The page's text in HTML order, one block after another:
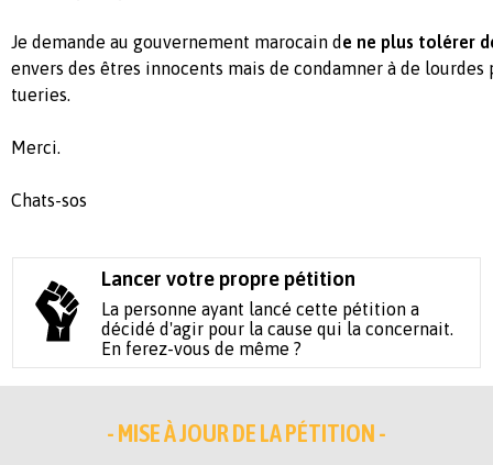
Je demande au gouvernement marocain d e ne plus tolérer
envers des êtres innocents mais de condamner à de lourdes
tueries.
Merci.
Chats-sos
Lancer votre propre pétition
La personne ayant lancé cette pétition a
décidé d'agir pour la cause qui la concernait.
En ferez-vous de même ?
- MISE À JOUR DE LA PÉTITION -